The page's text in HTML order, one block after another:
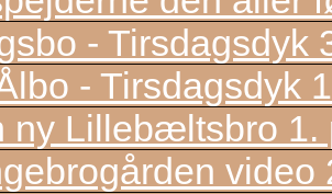
- Tirsdagsdyk
- Tirsdagsdyk
ny Lillebæltsbro 1.
video